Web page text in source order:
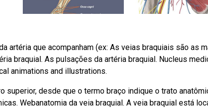
artéria que acompanham (ex: As veias braquiais são as
braquial. As pulsações da artéria braquial. Nucleus
animations and illustrations.
desde que o termo braço indique o trato
Webanatomia da veia braquial. A veia braquial está